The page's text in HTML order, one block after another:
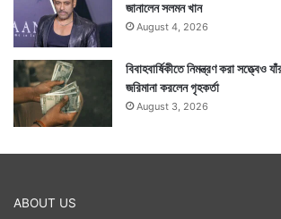
Tags Donald Trump
জানালেন সলমন খান
August 4, 2026
বিবাহবার্ষিকীতে নিমন্ত্রণ করা সত্ত্বেও
জরিমানা করলেন গৃহকর্তা
August 3, 2026
ABOUT US